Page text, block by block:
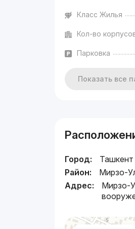
Класс Жилья
Кол-во
Парковка
Показать все
Город:
Ташкент
Район:
Мирзо-
Адрес:
Мирзо-